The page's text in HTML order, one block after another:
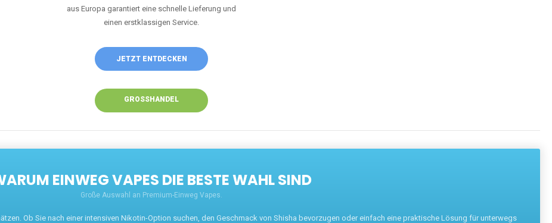
aus Europa garantiert eine schnelle Lieferung und
einen erstklassigen Service.
JETZT ENTDECKEN
GROSSHANDEL
EINWEG VAPES DIE BESTE WAHL SIND
Große Auswahl an Premium-Einweg Vapes.
Ob Sie nach einer intensiven Nikotin-Option suchen, den Geschmack von Shisha bevorzugen oder einfach eine praktische Lösung für unterwegs